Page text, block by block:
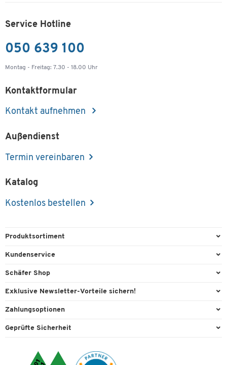
Service Hotline
050 639 100
Montag - Freitag: 7.30 - 18.00 Uhr
Kontaktformular
Kontakt aufnehmen
Außendienst
Termin vereinbaren
Katalog
Kostenlos bestellen
Produktsortiment
Büroausstattung
Reinigung & Hygiene
Technik
Umwelttechnik
Kundenservice
Direktbestellung
Recycling
Lieferinformationen
Rufnummernüberblick
Schäfer Shop
Services & Leistungen
Workplace Solutions
Exklusive Newsletter-Vorteile sichern!
Willkommensgeschenk
Expertenwissen
Zahlungsoptionen
Paypal
Bankeinzug
Geprüfte Sicherheit